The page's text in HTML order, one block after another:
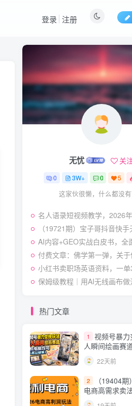
登录 注册
视频号暴
人瞬间绘画赛
均可
22天前
（19404期
电商高需求卖
3 （19545期
作：
程，从零制作
全流程
11天前
4
某大佬的线
业推理与底层
作与流量心法
与Claude
个人超级生产
+图片】
21天前
5
7月最新抖
技术，3天万
快速起号涨粉
25天前
件实战经验
无忧 关
0 3W+ 0 5
这家伙很懒，什么都没
名人语录短视频教学，2026年最新赛道，
（19721期）宝子哥抖音快手无人直播课-2026年8月5更新｜从基础搭建到高阶起号，稳
AI内容+GEO实战白皮书，全面掌握AI量产SOP与
付费文章：佛学第一弹，关于佛学，你只
小红书卖职场英语资料，一单39.8，卖了2w+
保姆级教程｜用AI无线画布做沉浸式吃播，3步直接出片，无线画
热门文章
1
视频号暴
人瞬间绘画赛
均可
22天前
2
（19404
电商高需求卖
可做，一单利